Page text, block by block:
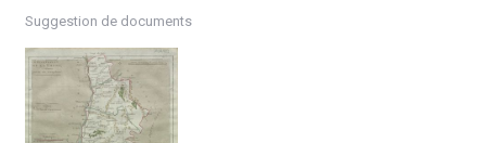
Suggestion de documents